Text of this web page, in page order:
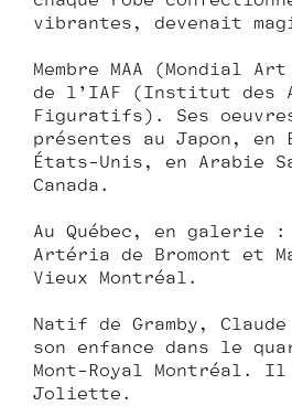
vibrantes, devenait
Membre MAA (Mondial
de l’IAF (Institut des
Figuratifs). Ses
présentes au Japon, en
États-Unis, en Arabie
Canada.
Au Québec, en galerie
Artéria de Bromont et
Vieux Montréal.
Natif de Gramby,
son enfance dans le
Mont-Royal Montréal.
Joliette.